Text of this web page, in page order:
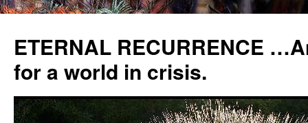
ETERNAL RECURRENCE
for a world in crisis.